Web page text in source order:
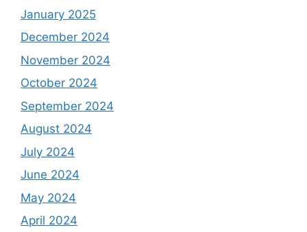
January 2025
December 2024
November 2024
October 2024
September 2024
August 2024
July 2024
June 2024
May 2024
April 2024